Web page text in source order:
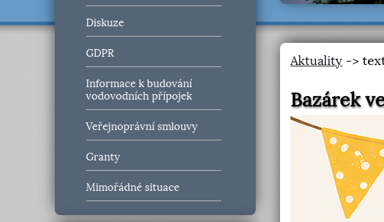
Diskuze
GDPR
Informace k budování
vodovodních přípojek
Veřejnoprávní smlouvy
Granty
Mimořádné situace
Aktuality ->
Bazárek